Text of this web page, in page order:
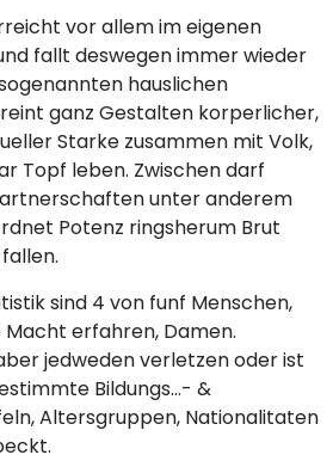
vor allem im eigenen
fallt deswegen immer wieder
hauslichen
ganz Gestalten korperlicher,
Starke zusammen mit Volk,
Topf leben. Zwischen darf
unter anderem
Potenz ringsherum Brut
sind 4 von funf Menschen,
erfahren, Damen.
jedweden verletzen oder ist
Bildungs…- &
Altersgruppen, Nationalitaten